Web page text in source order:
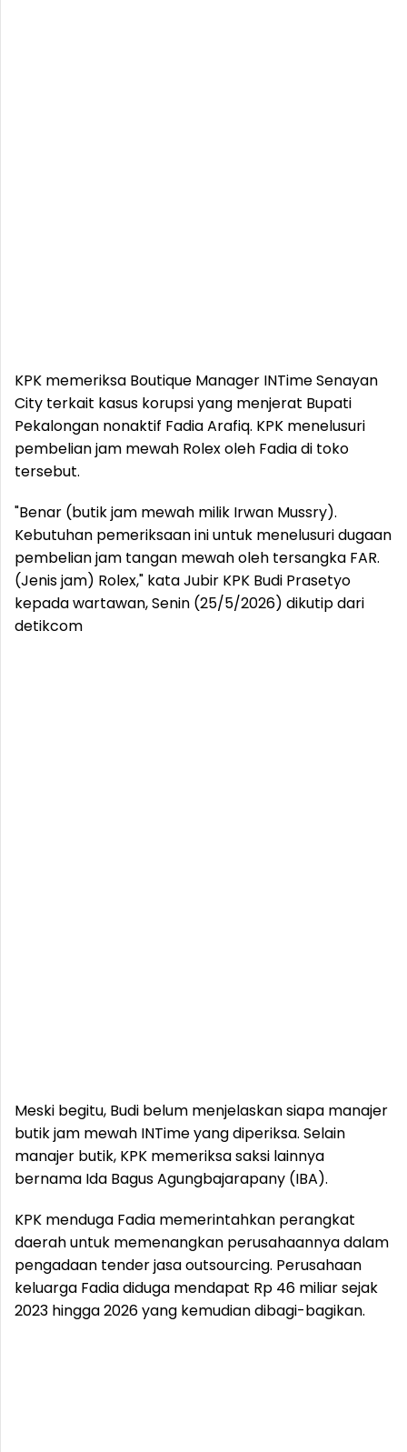
KPK memeriksa Boutique Manager INTime Senayan
City terkait kasus korupsi yang menjerat Bupati
Pekalongan nonaktif Fadia Arafiq. KPK menelusuri
pembelian jam mewah Rolex oleh Fadia di toko
tersebut.
"Benar (butik jam mewah milik Irwan Mussry).
Kebutuhan pemeriksaan ini untuk menelusuri dugaan
pembelian jam tangan mewah oleh tersangka FAR.
(Jenis jam) Rolex," kata Jubir KPK Budi Prasetyo
kepada wartawan, Senin (25/5/2026) dikutip dari
detikcom
Meski begitu, Budi belum menjelaskan siapa manajer
butik jam mewah INTime yang diperiksa. Selain
manajer butik, KPK memeriksa saksi lainnya
bernama Ida Bagus Agungbajarapany (IBA).
KPK menduga Fadia memerintahkan perangkat
daerah untuk memenangkan perusahaannya dalam
pengadaan tender jasa outsourcing. Perusahaan
keluarga Fadia diduga mendapat Rp 46 miliar sejak
2023 hingga 2026 yang kemudian dibagi-bagikan.